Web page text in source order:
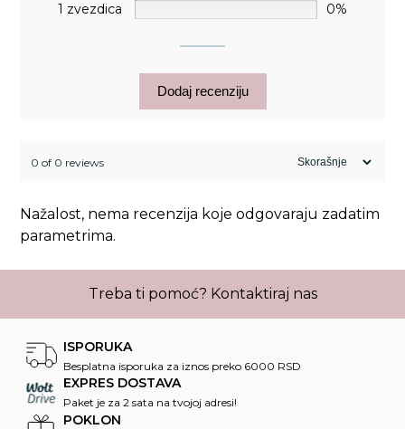
1 zvezdica
0%
Dodaj recenziju
0 of 0 reviews
Nažalost, nema recenzija koje odgovaraju zadatim
parametrima.
Treba ti pomoć? Kontaktiraj nas
ISPORUKA
Besplatna isporuka za iznos preko 6000 RSD
EXPRES DOSTAVA
Paket je za 2 sata na tvojoj adresi!
POKLON